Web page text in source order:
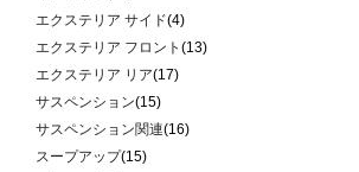
エクステリア サイド(4)
エクステリア フロント(13)
エクステリア リア(17)
サスペンション(15)
サスペンション関連(16)
スープアップ(15)